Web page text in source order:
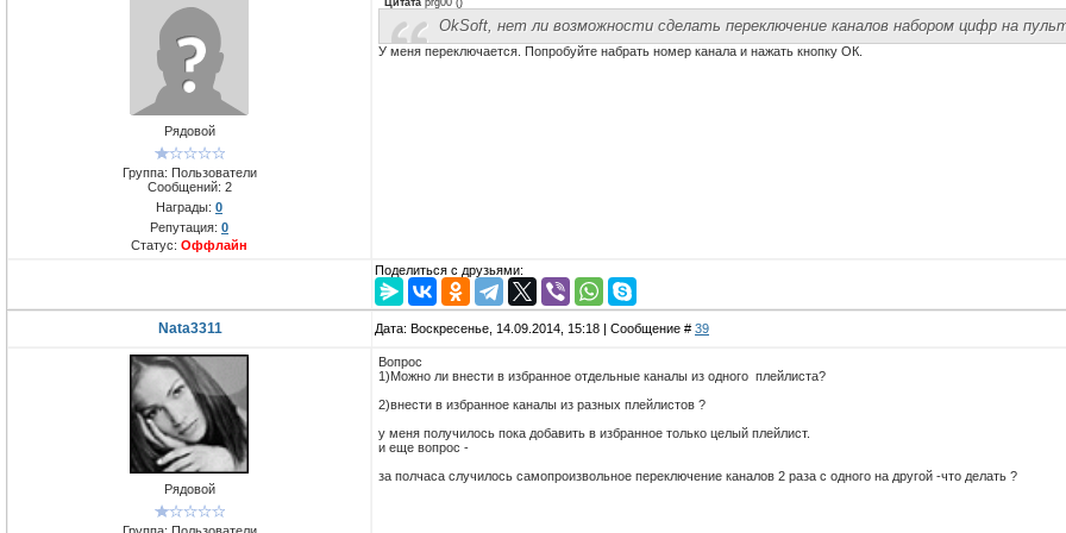
Рядовой
Группа: Пользователи
Сообщений: 2
Награды: 0
Репутация: 0
Статус: Оффлайн
Цитата prg00 ( )
OkSoft, нет ли возможности сделать переключение каналов набором цифр на
У меня переключается. Попробуйте набрать номер канала и нажать кнопку ОК.
Поделиться с друзьями:
Nata3311 Дата: Воскресенье, 14.09.2014, 15:18 | Сообщение # 39
Рядовой
Вопрос
1)Можно ли внести в избранное отдельные каналы из одного плейлиста?
2)внести в избранное каналы из разных плейлистов ?
у меня получилось пока добавить в избранное только целый плейлист.
и еще вопрос -
за полчаса случилось самопроизвольное переключение каналов 2 раза с одного на другой -что делать ?